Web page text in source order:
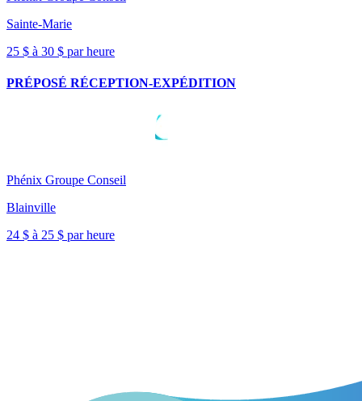
Sainte-Marie
25 $ à 30 $ par heure
PRÉPOSÉ RÉCEPTION-EXPÉDITION
Phénix Groupe Conseil
Blainville
24 $ à 25 $ par heure